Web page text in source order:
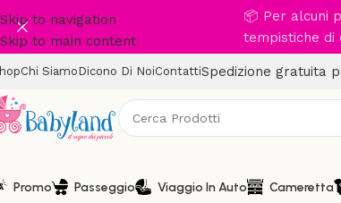
Skip to navigation
Skip to main content
📦 Per alcuni
tempistiche di
Chi Siamo Dicono Di NoiContattiSpedizione gratuita
Promo Passeggio Viaggio In Auto Cameretta